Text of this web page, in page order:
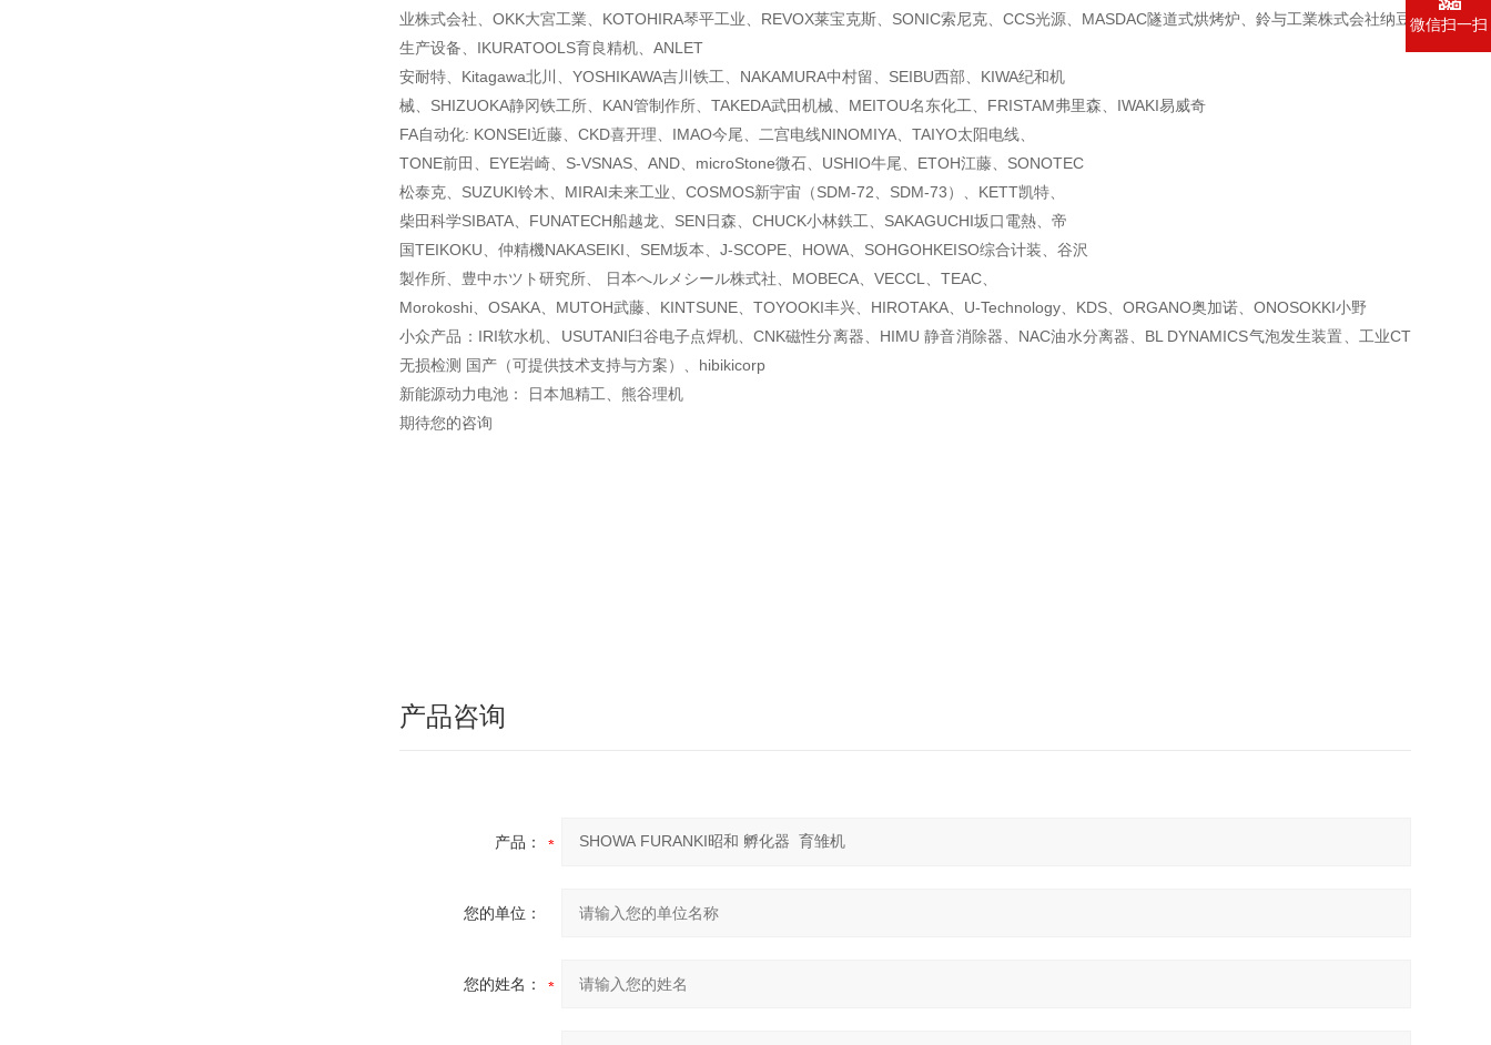
业株式会社、OKK大宮工業、KOTOHIRA琴平工业、REVOX莱宝克斯、SONIC索尼克、CCS光源 、MASDAC隧道式烘烤炉、鈴与工業株式会社纳豆
生产设备、IKURATOOLS育良精机、ANLET
安耐特、Kitagawa北川、YOSHIKAWA吉川铁工、NAKAMURA中村留、SEIBU西部、KIWA纪和机
械、SHIZUOKA静冈铁工所、KAN管制作所、TAKEDA武田机械、MEITOU名东化工、FRISTAM弗里森、IWAKI易威奇
FA自动化: KONSEI近藤、CKD喜开理、IMAO今尾、二宫电线NINOMIYA、TAIYO太阳电线、
TONE前田、EYE岩崎、S-VSNAS、AND、microStone微石、USHIO牛尾、ETOH江藤、SONOTEC
松泰克、SUZUKI铃木、MIRAI未来工业、COSMOS新宇宙（SDM-72、SDM-73）、KETT凯特、
柴田科学SIBATA、FUNATECH船越龙、SEN日森、CHUCK小林鉄工、SAKAGUCHI坂口電熱、帝
国TEIKOKU、仲精機NAKASEIKI、SEM坂本、J-SCOPE、HOWA、SOHGOHKEISO综合计装、谷沢
製作所、豊中ホツト研究所、 日本へルメシール株式社、MOBECA、VECCL、TEAC、
Morokoshi、OSAKA、MUTOH武藤、KINTSUNE、TOYOOKI丰兴、HIROTAKA、U-Technology、 KDS、ORGANO奥加诺、ONOSOKKI小野
小众产品：IRI软水机、USUTANI臼谷电子点焊机、CNK磁性分离器、HIMU 静音消除器、 NAC油水分离器、BL DYNAMICS气泡发生装置、工业CT
无损检测 国产（可提供技术支持与方案）、hibikicorp
新能源动力电池： 日本旭精工、熊谷理机
期待您的咨询
产品咨询
产品：
您的单位：
您的姓名：
微信扫一扫